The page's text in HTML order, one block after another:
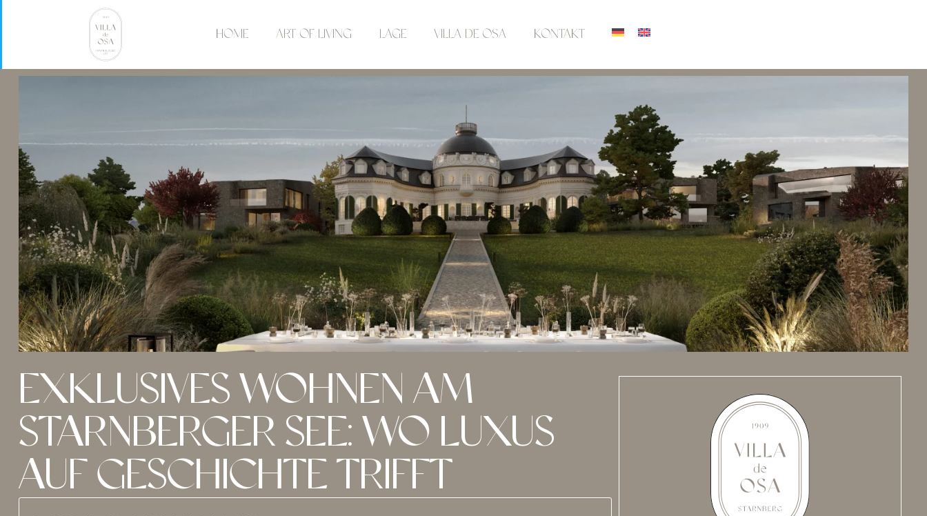
HOME ART OF LIVING LAGE VILLA DE OSA KONTAKT
EXKLUSIVES WOHNEN AM
STARNBERGER SEE: WO LUXUS
AUF GESCHICHTE TRIFFT